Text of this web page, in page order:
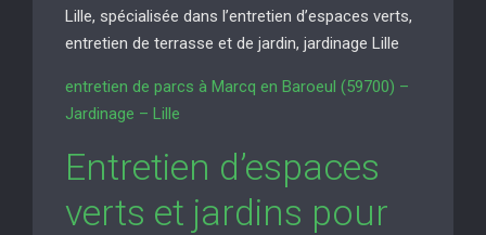
Lille, spécialisée dans l’entretien d’espaces verts,
entretien de terrasse et de jardin, jardinage Lille
entretien de parcs à Marcq en Baroeul (59700) –
Jardinage – Lille
Entretien d’espaces
verts et jardins pour